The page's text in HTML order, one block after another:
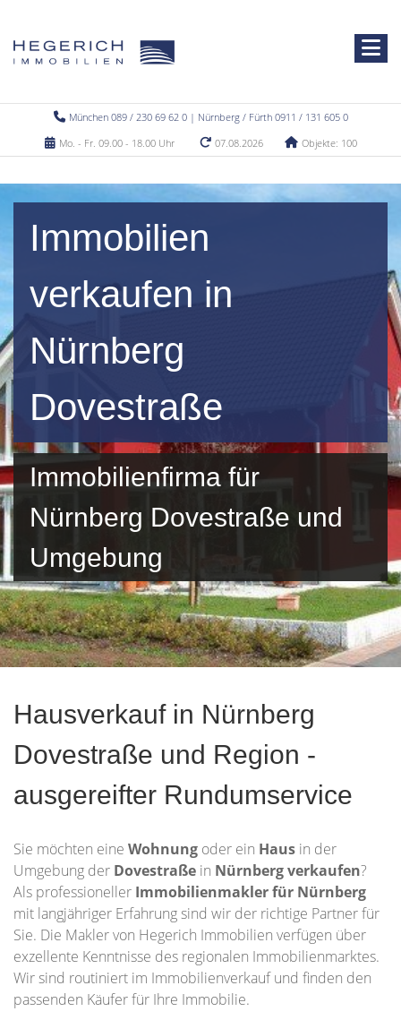
München 089 / 230 69 62 0 | Nürnberg / Fürth 0911 / 131 605 0
Mo. - Fr. 09.00 - 18.00 Uhr
07.08.2026 Objekte: 100
Immobilien
verkaufen in
Nürnberg
Dovestraße
Immobilienfirma für
Nürnberg Dovestraße und
Umgebung
Hausverkauf in Nürnberg
Dovestraße und Region -
ausgereifter Rundumservice
Sie möchten eine Wohnung oder ein Haus in der
Umgebung der Dovestraße in Nürnbergverkaufen?
Als professioneller Immobilienmakler für Nürnberg
mit langjähriger Erfahrung sind wir der richtige Partner für
Sie. Die Makler von Hegerich Immobilien verfügen über
exzellente Kenntnisse des regionalen Immobilienmarktes.
Wir sind routiniert im Immobilienverkauf und finden den
passenden Käufer für Ihre Immobilie.